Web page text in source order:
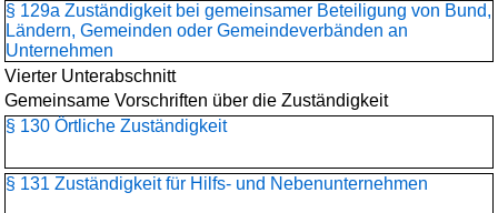
§ 129a Zuständigkeit bei gemeinsamer Beteiligung von Bund,
Ländern, Gemeinden oder Gemeindeverbänden an
Unternehmen
Vierter Unterabschnitt
Gemeinsame Vorschriften über die Zuständigkeit
§ 130 Örtliche Zuständigkeit
§ 131 Zuständigkeit für Hilfs- und Nebenunternehmen